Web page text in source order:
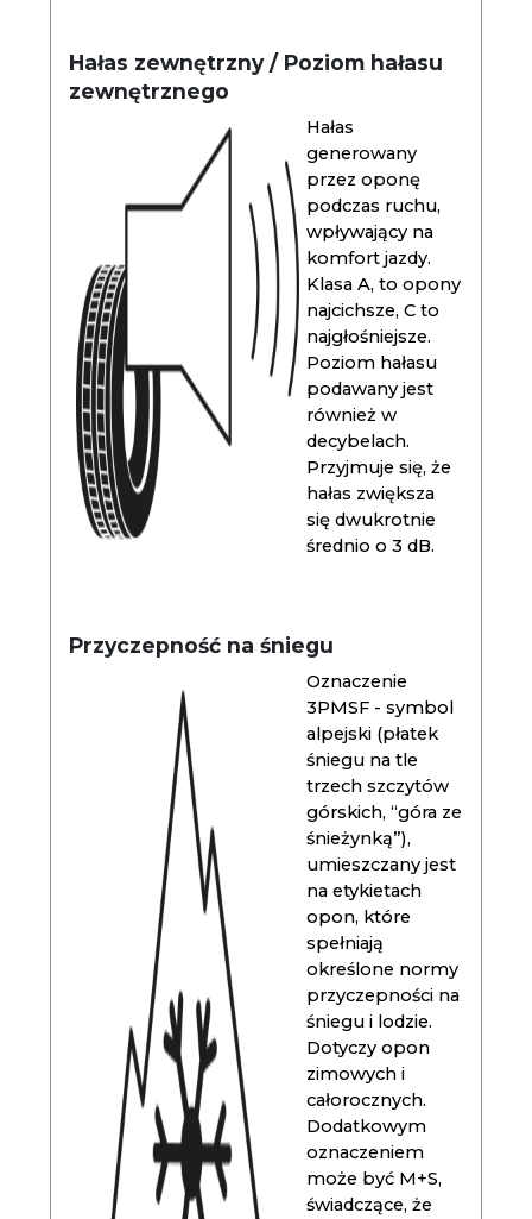
Hałas zewnętrzny / Poziom hałasu
zewnętrznego
Hałas
generowany
przez oponę
podczas ruchu,
wpływający na
komfort jazdy.
Klasa A, to opony
najcichsze, C to
najgłośniejsze.
Poziom hałasu
podawany jest
również w
decybelach.
Przyjmuje się, że
hałas zwiększa
się dwukrotnie
średnio o 3 dB.
Przyczepność na śniegu
Oznaczenie
3PMSF - symbol
alpejski (płatek
śniegu na tle
trzech szczytów
górskich, “góra ze
śnieżynką”),
umieszczany jest
na etykietach
opon, które
spełniają
określone normy
przyczepności na
śniegu i lodzie.
Dotyczy opon
zimowych i
całorocznych.
Dodatkowym
oznaczeniem
może być M+S,
świadczące, że